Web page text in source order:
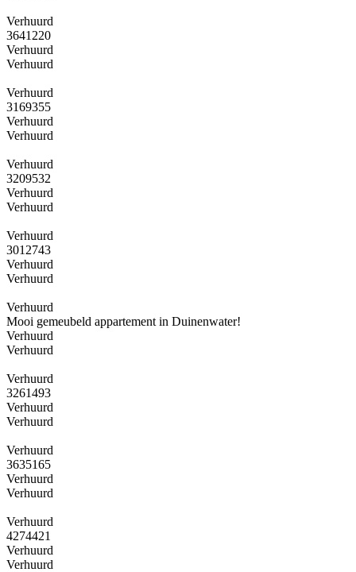
Verhuurd
3641220
Verhuurd
Verhuurd
Verhuurd
3169355
Verhuurd
Verhuurd
Verhuurd
3209532
Verhuurd
Verhuurd
Verhuurd
3012743
Verhuurd
Verhuurd
Verhuurd
Mooi gemeubeld appartement in Duinenwater!
Verhuurd
Verhuurd
Verhuurd
3261493
Verhuurd
Verhuurd
Verhuurd
3635165
Verhuurd
Verhuurd
Verhuurd
4274421
Verhuurd
Verhuurd